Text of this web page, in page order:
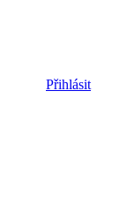
Přihlásit